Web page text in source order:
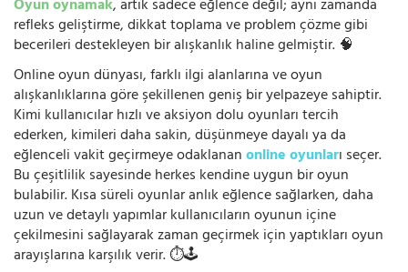
Oyun oynamak, artık sadece eğlence değil; aynı zamanda
refleks geliştirme, dikkat toplama ve problem çözme gibi
becerileri destekleyen bir alışkanlık haline gelmiştir. 🧠
Online oyun dünyası, farklı ilgi alanlarına ve oyun
alışkanlıklarına göre şekillenen geniş bir yelpazeye sahiptir.
Kimi kullanıcılar hızlı ve aksiyon dolu oyunları tercih
ederken, kimileri daha sakin, düşünmeye dayalı ya da
eğlenceli vakit geçirmeye odaklananonline oyunları seçer.
Bu çeşitlilik sayesinde herkes kendine uygun bir oyun
bulabilir. Kısa süreli oyunlar anlık eğlence sağlarken, daha
uzun ve detaylı yapımlar kullanıcıların oyunun içine
çekilmesini sağlayarak zaman geçirmek için yaptıkları oyun
arayışlarına karşılık verir. ⏱️🕹️